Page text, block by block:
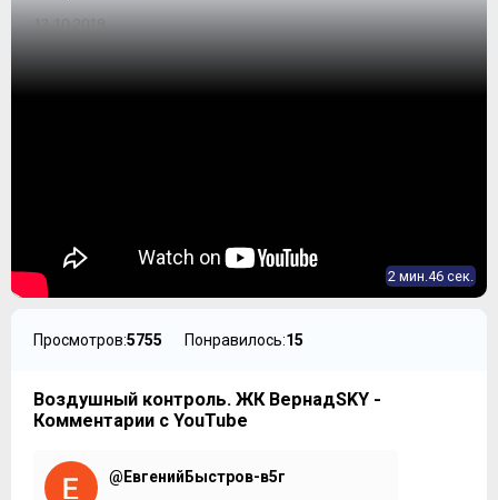
2 мин.46 сек.
Просмотров:5755 Понравилось:15
Воздушный контроль. ЖК ВернадSKY -
Комментарии с YouTube
@ЕвгенийБыстров-в5г